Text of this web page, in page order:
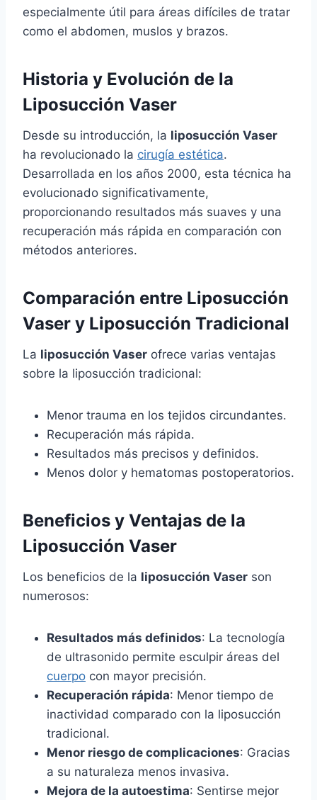
especialmente útil para áreas difíciles de tratar
como el abdomen, muslos y brazos.
Historia y Evolución de la
Liposucción Vaser
Desde su introducción, la liposucción Vaser
ha revolucionado la cirugía estética.
Desarrollada en los años 2000, esta técnica ha
evolucionado significativamente,
proporcionando resultados más suaves y una
recuperación más rápida en comparación con
métodos anteriores.
Comparación entre Liposucción
Vaser y Liposucción Tradicional
La liposucción Vaser ofrece varias ventajas
sobre la liposucción tradicional:
Menor trauma en los tejidos circundantes.
Recuperación más rápida.
Resultados más precisos y definidos.
Menos dolor y hematomas postoperatorios.
Beneficios y Ventajas de la
Liposucción Vaser
Los beneficios de la liposucción Vaser son
numerosos:
Resultados más definidos: La tecnología
de ultrasonido permite esculpir áreas del
cuerpo con mayor precisión.
Recuperación rápida: Menor tiempo de
inactividad comparado con la liposucción
tradicional.
Menor riesgo de complicaciones: Gracias
a su naturaleza menos invasiva.
Mejora de la autoestima: Sentirse mejor